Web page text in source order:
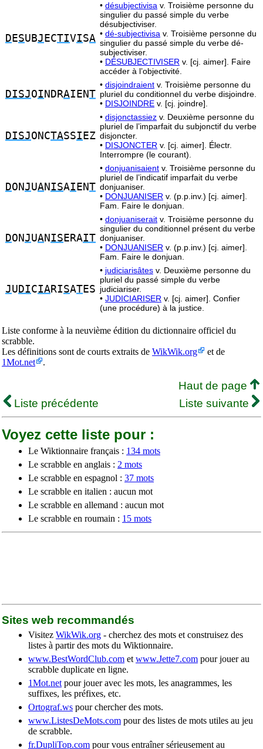
D ESUBJ ECTIVISA
• désubjectivisa v. Troisième personne du
singulier du passé simple du verbe
désubjectiviser.
• dé-subjectivisa v. Troisième personne du
singulier du passé simple du verbe dé-
subjectiviser.
• DÉSUBJECTIVISER v. [cj. aimer]. Faire
accéder à l’objectivité.
DISJOI NDRAIENT
• disjoindraient v. Troisième personne du
pluriel du conditionnel du verbe disjoindre.
• DISJOINDRE v. [cj. joindre].
DISJONCTASSI EZ
• disjonctassiez v. Deuxième personne du
pluriel de l’imparfait du subjonctif du verbe
disjoncter.
• DISJONCTER v. [cj. aimer]. Électr.
Interrompre (le courant).
DON JUAN ISAI ENT
• donjuanisaient v. Troisième personne du
pluriel de l’indicatif imparfait du verbe
donjuaniser.
• DONJUANISER v. (p.p.inv.) [cj. aimer].
Fam. Faire le donjuan.
DON JUAN IS ERAIT
• donjuaniserait v. Troisième personne du
singulier du conditionnel présent du verbe
donjuaniser.
• DONJUANISER v. (p.p.inv.) [cj. aimer].
Fam. Faire le donjuan.
JU DICIARISATES
• judiciarisâtes v. Deuxième personne du
pluriel du passé simple du verbe
judiciariser.
• JUDICIARISER v. [cj. aimer]. Confier
(une procédure) à la justice.
Liste conforme à la neuvième édition du dictionnaire officiel du
scrabble.
Les définitions sont de courts extraits de WikWik.org
et de
1Mot.net
.
Haut de page
Liste précédente
Liste suivante
Voyez cette liste pour :
Le Wiktionnaire français : 134 mots
Le scrabble en anglais : 2 mots
Le scrabble en espagnol : 37 mots
Le scrabble en italien : aucun mot
Le scrabble en allemand : aucun mot
Le scrabble en roumain : 15 mots
Sites web recommandés
Visitez WikWik.org - cherchez des mots et construisez des
listes à partir des mots du Wiktionnaire.
www.BestWordClub.com et www.Jette7.com pour jouer au
scrabble duplicate en ligne.
1Mot.net pour jouer avec les mots, les anagrammes, les
suffixes, les préfixes, etc.
Ortograf.ws pour chercher des mots.
www.ListesDeMots.com pour des listes de mots utiles au jeu
de scrabble.
fr.DupliTop.com pour vous entraîner sérieusement au